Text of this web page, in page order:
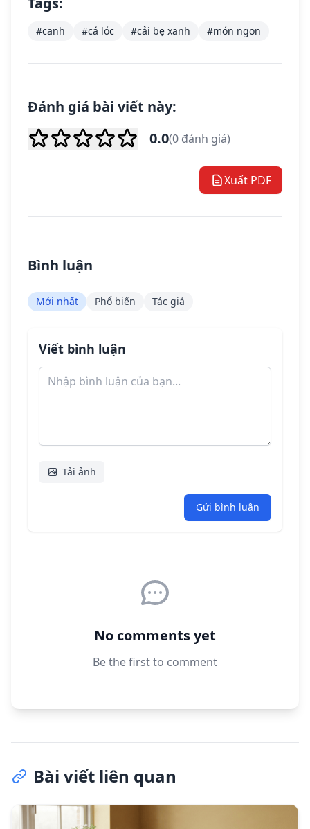
#canh #cá lóc #cải bẹ xanh #món ngon
Đánh giá bài viết này:
0.0(0 đánh giá)
Xuất PDF
Bình luận
Mới nhất Phổ biến Tác giả
Viết bình luận
Tải ảnh
Gửi bình luận
No comments yet
Be the first to comment
Bài viết liên quan